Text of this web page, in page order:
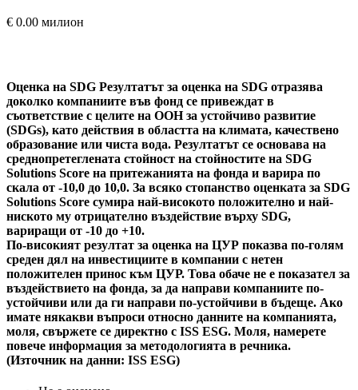
€ 0.00 милион
Оценка на SDG Резултатът за оценка на SDG отразява
доколко компаниите във фонд се привеждат в
съответствие с целите на ООН за устойчиво развитие
(SDGs), като действия в областта на климата, качествено
образование или чиста вода. Резултатът се основава на
среднопретеглената стойност на стойностите на SDG
Solutions Score на притежанията на фонда и варира по
скала от -10,0 до 10,0. За всяко стопанство оценката за SDG
Solutions Score сумира най-високото положително и най-
ниското му отрицателно въздействие върху SDG,
вариращи от -10 до +10.
По-високият резултат за оценка на ЦУР показва по-голям
среден дял на инвестициите в компании с нетен
положителен принос към ЦУР. Това обаче не е показател за
въздействието на фонда, за да направи компаниите по-
устойчиви или да ги направи по-устойчиви в бъдеще. Ако
имате някакви въпроси относно данните на компанията,
моля, свържете се директно с ISS ESG. Моля, намерете
повече информация за методологията в речника.
(Източник на данни: ISS ESG)